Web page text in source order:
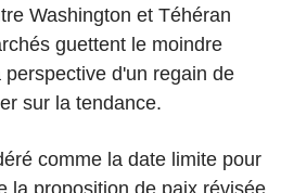
Washington et Téhéran
guettent le moindre
d'un regain de
sur la tendance.
comme la date limite pour
la proposition de paix révisée